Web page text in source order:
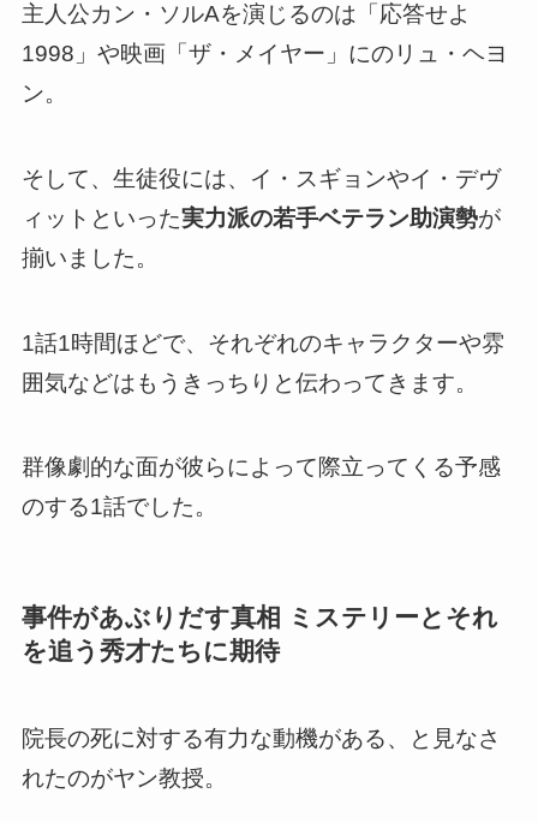
主人公カン・ソルAを演じるのは「応答せよ
1998」や映画「ザ・メイヤー」にのリュ・ヘヨ
ン。
そして、生徒役には、イ・スギョンやイ・デヴ
ィットといった実力派の若手ベテラン助演勢が
揃いました。
1話1時間ほどで、それぞれのキャラクターや雰
囲気などはもうきっちりと伝わってきます。
群像劇的な面が彼らによって際立ってくる予感
のする1話でした。
事件があぶりだす真相 ミステリーとそれ
を追う秀才たちに期待
院長の死に対する有力な動機がある、と見なさ
れたのがヤン教授。